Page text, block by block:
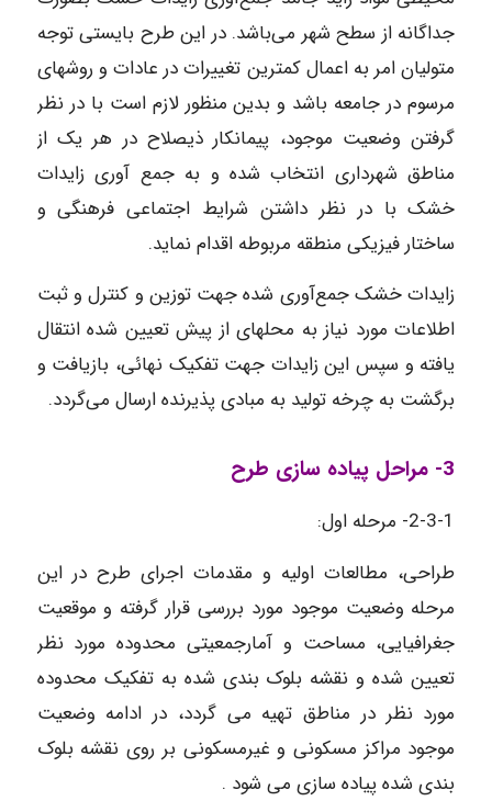
جداگانه از سطح شهر می‌باشد. در این طرح بایستی توجه
متولیان امر به اعمال کمترین تغییرات در عادات و روشهای
مرسوم در جامعه ‌باشد و بدین منظور لازم است با در نظر
گرفتن وضعیت موجود، پیمانکار ذیصلاح در هر یک از
مناطق شهرداری انتخاب شده و به جمع آوری زایدات
خشک با در نظر داشتن شرایط اجتماعی فرهنگی و
ساختار فیزیکی منطقه مربوطه اقدام نماید.
زایدات خشک جمع‌آوری شده جهت توزین و کنترل و ثبت
اطلاعات مورد نیاز به محلهای از پیش تعیین شده انتقال
یافته و سپس این زایدات جهت تفکیک نهائی، بازیافت و
برگشت به چرخه تولید به مبادی پذیرنده ارسال می‌گردد.
3- مراحل پیاده سازی طرح
2-3-1- مرحله اول:
طراحی، مطالعات اولیه و ‌مقدمات اجرای طرح در این
مرحله وضعیت موجود مورد بررسی قرار گرفته و موقعیت
جغرافیایی، مساحت و آمارجمعیتی محدوده مورد نظر
تعیین شده و نقشه بلوک بندی شده به تفکیک محدوده
مورد نظر در مناطق تهیه می گردد، در ادامه وضعیت
موجود مراکز مسکونی و غیرمسکونی بر روی نقشه بلوک
بندی شده پیاده سازی می شود .